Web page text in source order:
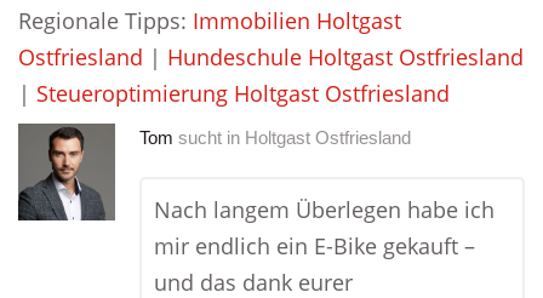
Regionale Tipps: Immobilien Holtgast
Ostfriesland | Hundeschule Holtgast Ostfriesland
| Steueroptimierung Holtgast Ostfriesland
Tom sucht in Holtgast Ostfriesland
Nach langem Überlegen habe ich
mir endlich ein E-Bike gekauft –
und das dank eurer